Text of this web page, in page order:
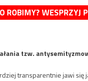
ROBIMY? WESPRZYJ
tzw.
transparentnie jawi